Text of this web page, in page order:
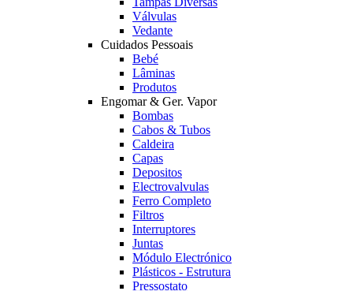
Válvulas
Vedante
Cuidados Pessoais
Bebé
Lâminas
Produtos
Engomar & Ger. Vapor
Bombas
Cabos & Tubos
Caldeira
Capas
Depositos
Electrovalvulas
Ferro Completo
Filtros
Interruptores
Juntas
Módulo Electrónico
Plásticos - Estrutura
Pressostato